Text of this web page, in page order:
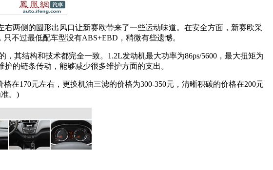
右两侧的圆形出风口让新赛欧带来了一些运动味道。在安全方面，新赛欧采
不过最低配车型没有ABS+EBD，稍微有些遗憾。
其结构和技术都完全一致。1.2L发动机最大功率为86ps/5600，最大扭矩为
护的链条传动，能够减少很多维护方面的支出。
在170元左右，更换机油三滤的价格为300-350元，清晰积碳的价格在200元
。)